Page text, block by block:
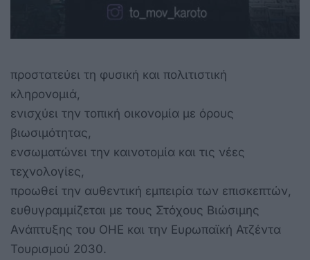
προστατεύει τη φυσική και πολιτιστική
κληρονομιά,
ενισχύει την τοπική οικονομία με όρους
βιωσιμότητας,
ενσωματώνει την καινοτομία και τις νέες
τεχνολογίες,
προωθεί την αυθεντική εμπειρία των επισκεπτών,
ευθυγραμμίζεται με τους Στόχους Βιώσιμης
Ανάπτυξης του ΟΗΕ και την Ευρωπαϊκή Ατζέντα
Τουρισμού 2030.